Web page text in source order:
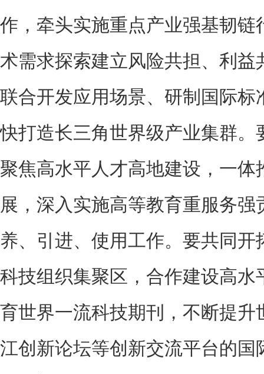
作，牵头实施重点产业强基韧链
术需求探索建立风险共担、利益
联合开发应用场景、研制国际标
快打造长三角世界级产业集群。
聚焦高水平人才高地建设，一体
展，深入实施高等教育重服务
养、引进、使用工作。要共同开
科技组织集聚区，合作建设高水
育世界一流科技期刊，不断提升
江创新论坛等创新交流平台的国